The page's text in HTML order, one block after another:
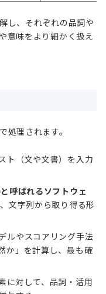
し、それぞれの品詞や
意味をより細かく扱え
処理されます。
ト（文や文書）を入力
呼ばれるソフトウェ
文字列から取り得る形
ルやスコアリング手法
か」を計算し、最も確
に対して、品詞・活用